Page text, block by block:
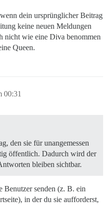
dein ursprünglicher Beitrag
keine neuen Meldungen
nicht wie eine Diva benommen
Queen.
00:31
den sie für unangemessen
öffentlich. Dadurch wird der
bleiben sichtbar.
senden (z. B. ein
in der du sie aufforderst,